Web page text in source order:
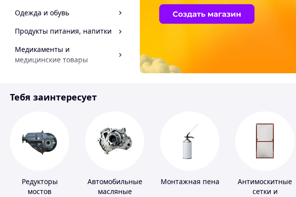
Одежда и обувь
Продукты питания, напитки
Медикаменты и
медицинские товары
Инструмент
Тебя заинтересует
Редукторы
мостов
Автомобильные
масляные
Монтажная пена
Антимоскитные
сетки и